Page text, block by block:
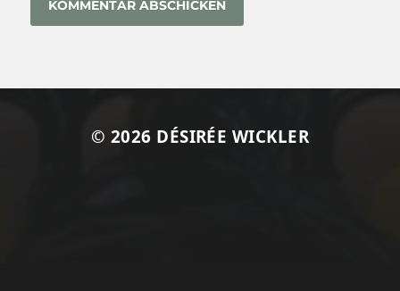
© 2026 DÉSIRÉE WICKLER